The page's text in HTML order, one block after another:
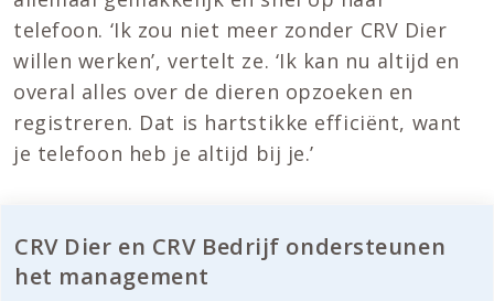
telefoon. ‘Ik zou niet meer zonder CRV Dier
willen werken’, vertelt ze. ‘Ik kan nu altijd en
overal alles over de dieren opzoeken en
registreren. Dat is hartstikke efficiënt, want
je telefoon heb je altijd bij je.’
CRV Dier en CRV Bedrijf ondersteunen
het management